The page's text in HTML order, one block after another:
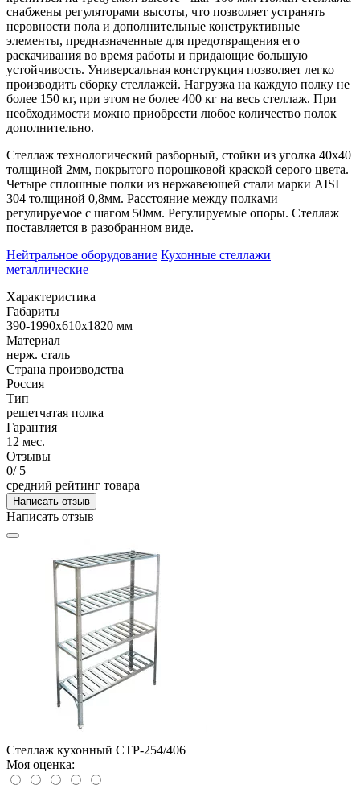
снабжены регуляторами высоты, что позволяет устранять
неровности пола и дополнительные конструктивные
элементы, предназначенные для предотвращения его
раскачивания во время работы и придающие большую
устойчивость. Универсальная конструкция позволяет легко
производить сборку стеллажей. Нагрузка на каждую полку не
более 150 кг, при этом не более 400 кг на весь стеллаж. При
необходимости можно приобрести любое количество полок
дополнительно.
Стеллаж технологический разборный, стойки из уголка 40х40
толщиной 2мм, покрытого порошковой краской серого цвета.
Четыре сплошные полки из нержавеющей стали марки AISI
304 толщиной 0,8мм. Расстояние между полками
регулируемое с шагом 50мм. Регулируемые опоры. Стеллаж
поставляется в разобранном виде.
Нейтральное оборудование Кухонные стеллажи
металлические
Характеристика
Габариты
390-1990х610х1820 мм
Материал
нерж. сталь
Страна производства
Россия
Тип
решетчатая полка
Гарантия
12 мес.
Отзывы
0/ 5
средний рейтинг товара
Написать отзыв
Написать отзыв
Стеллаж кухонный СТР-254/406
Моя оценка: